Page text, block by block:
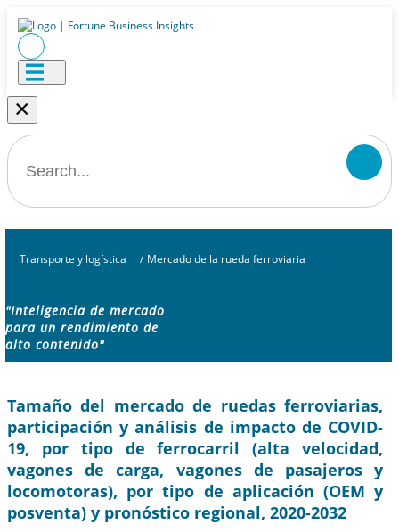
×
Transporte y logística / Mercado de la rueda ferroviaria
"Inteligencia de mercado
para un rendimiento de
alto contenido"
Tamaño del mercado de ruedas ferroviarias,
participación y análisis de impacto de COVID-
19, por tipo de ferrocarril (alta velocidad,
vagones de carga, vagones de pasajeros y
locomotoras), por tipo de aplicación (OEM y
posventa) y pronóstico regional, 2020-2032